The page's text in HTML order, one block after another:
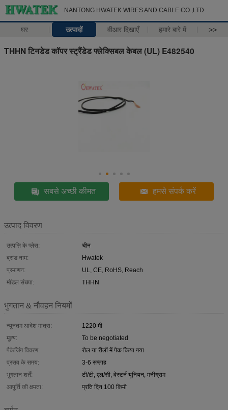
NANTONG HWATEK WIRES AND CABLE CO.,LTD.
घर उत्पादों वीआर दिखाएँ हमारे बारे में >>
THHN टिनडेड कॉपर स्ट्रैंडेड फ्लेक्सिबल केबल (UL) E482540
सबसे अच्छी कीमत हमसे संपर्क करें
उत्पाद विवरण
उत्पत्ति के प्लेस:
चीन
ब्रांड नाम:
Hwatek
प्रमाणन:
UL, CE, RoHS, Reach
मॉडल संख्या:
THHN
भुगतान & नौवहन नियमों
न्यूनतम आदेश मात्रा:
1220 मी
मूल्य:
To be negotiated
पैकेजिंग विवरण:
रोल या रीलों में पैक किया गया
प्रसव के समय:
3-6 सप्ताह
भुगतान शर्तें:
टी/टी, एल/सी, वेस्टर्न यूनियन, मनीग्राम
आपूर्ति की क्षमता:
प्रति दिन 100 किमी